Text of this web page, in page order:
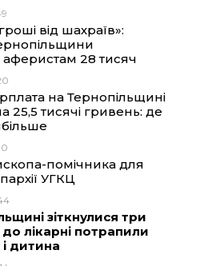
від шахраїв»:
аферистам 28 тисяч
на Тернопільщині
25,5 тисячі гривень: де
помічника для
УГКЦ
зіткнулися три
до лікарні потрапили
і дитина